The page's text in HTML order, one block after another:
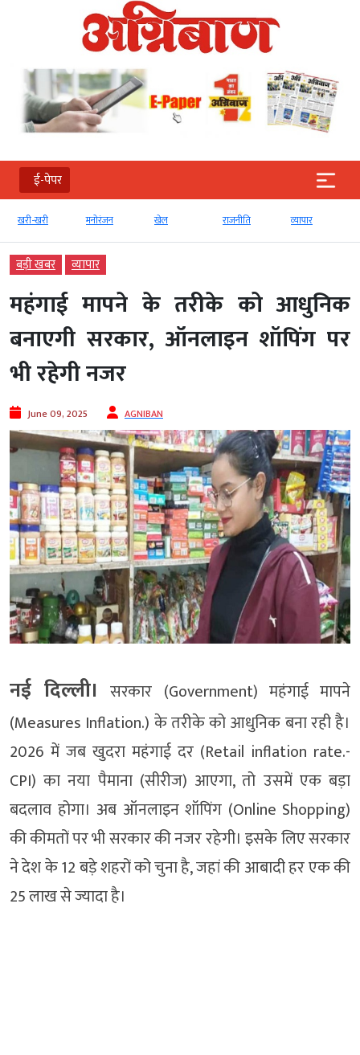
ई-पेपर
खरी-खरी मनोरंजन खेल राजनीति व्‍यापार
बड़ी खबर व्‍यापार
महंगाई मापने के तरीके को आधुनिक
बनाएगी सरकार, ऑनलाइन शॉपिंग पर
भी रहेगी नजर
June 09, 2025 AGNIBAN
नई दिल्ली। सरकार (Government) महंगाई मापने
(Measures Inflation.) के तरीके को आधुनिक बना रही है।
2026 में जब खुदरा महंगाई दर (Retail inflation rate.-
CPI) का नया पैमाना (सीरीज) आएगा, तो उसमें एक बड़ा
बदलाव होगा। अब ऑनलाइन शॉपिंग (Online Shopping)
की कीमतों पर भी सरकार की नजर रहेगी। इसके लिए सरकार
ने देश के 12 बड़े शहरों को चुना है, जहां की आबादी हर एक की
25 लाख से ज्यादा है।